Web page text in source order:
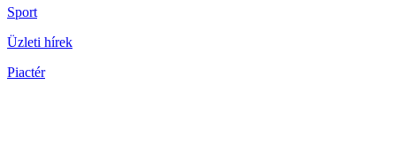
Sport
Üzleti hírek
Piactér